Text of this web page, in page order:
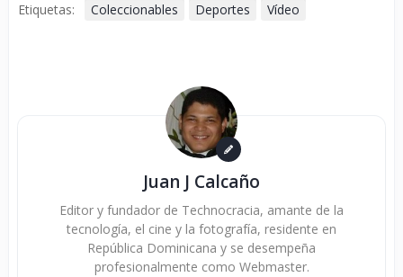
Etiquetas: Coleccionables Deportes Vídeo
Juan J Calcaño
Editor y fundador de Technocracia, amante de la
tecnología, el cine y la fotografía, residente en
República Dominicana y se desempeña
profesionalmente como Webmaster.